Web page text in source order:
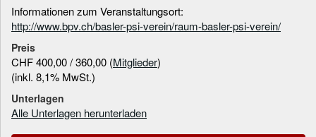
Informationen zum Veranstaltungsort:
http://www.bpv.ch/basler-psi-verein/raum-basler-psi-verein/
Preis
CHF 400,00 / 360,00 (Mitglieder)
(inkl. 8,1% MwSt.)
Unterlagen
Alle Unterlagen herunterladen